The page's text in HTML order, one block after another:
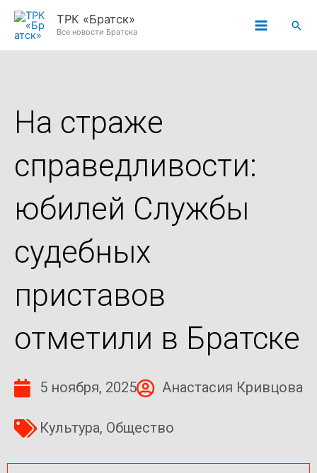
Перейти
ТРК «Братск»
Все новости Братска
На страже
справедливости:
юбилей Службы
судебных
приставов
отметили в Братске
5 ноября, 2025 Анастасия Кривцова
Культура, Общество